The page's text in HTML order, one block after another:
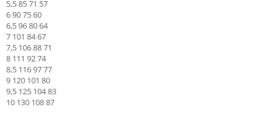
5,5 85 71 57
6 90 75 60
6,5 96 80 64
7 101 84 67
7,5 106 88 71
8 111 92 74
8,5 116 97 77
9 120 101 80
9,5 125 104 83
10 130 108 87